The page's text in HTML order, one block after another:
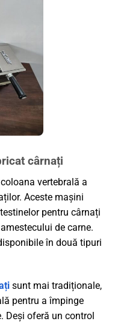
cârnați
vertebrală a
Aceste mașini
pentru cârnați
de carne.
în două tipuri
sunt mai tradiționale,
pentru a împinge
Deși oferă un control